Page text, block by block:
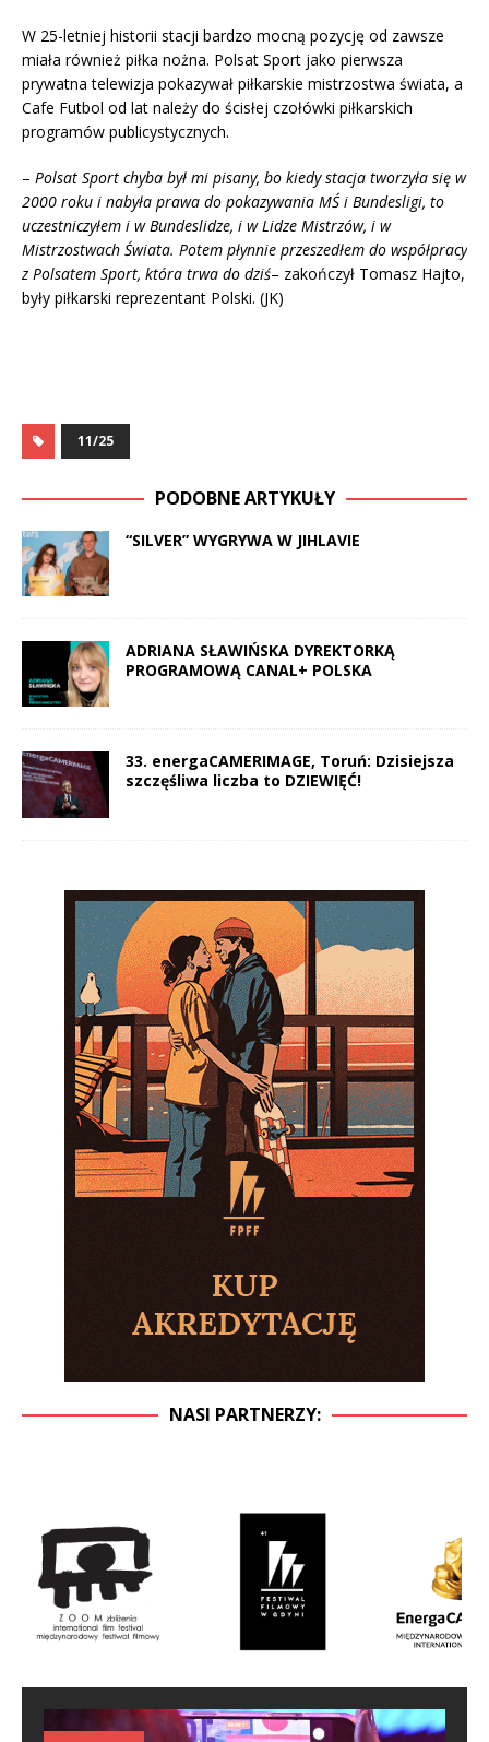
W 25-letniej historii stacji bardzo mocną pozycję od zawsze
miała również piłka nożna. Polsat Sport jako pierwsza
prywatna telewizja pokazywał piłkarskie mistrzostwa świata, a
Cafe Futbol od lat należy do ścisłej czołówki piłkarskich
programów publicystycznych.
– Polsat Sport chyba był mi pisany, bo kiedy stacja tworzyła się w
2000 roku i nabyła prawa do pokazywania MŚ i Bundesligi, to
uczestniczyłem i w Bundeslidze, i w Lidze Mistrzów, i w
Mistrzostwach Świata. Potem płynnie przeszedłem do współpracy
z Polsatem Sport, która trwa do dziś– zakończył Tomasz Hajto,
były piłkarski reprezentant Polski. (JK)
11/25
PODOBNE ARTYKUŁY
“SILVER” WYGRYWA W JIHLAVIE
ADRIANA SŁAWIŃSKA DYREKTORKĄ
PROGRAMOWĄ CANAL+ POLSKA
33. energaCAMERIMAGE, Toruń: Dzisiejsza
szczęśliwa liczba to DZIEWIĘĆ!
NASI PARTNERZY: